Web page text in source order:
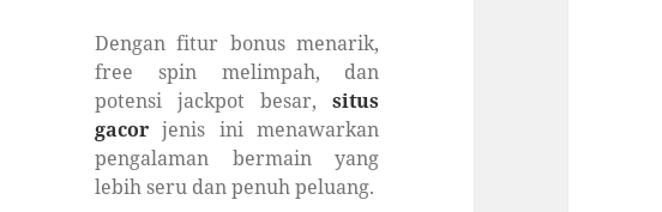
Dengan fitur bonus menarik,
free spin melimpah, dan
potensi jackpot besar,situs
gacor jenis ini menawarkan
pengalaman bermain yang
lebih seru dan penuh peluang.